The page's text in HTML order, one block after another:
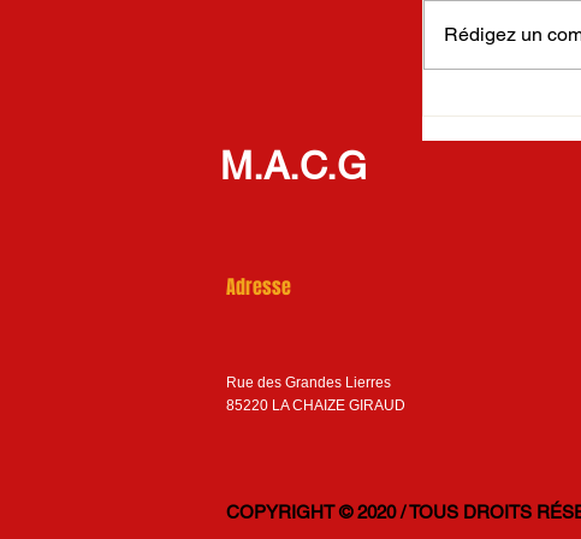
Tournoi
Rédigez un
M.A.C.G
Adresse
Rue des Grandes Lierres
85220 LA CHAIZE GIRAUD
COPYRIGHT © 2020 / TOUS DROITS